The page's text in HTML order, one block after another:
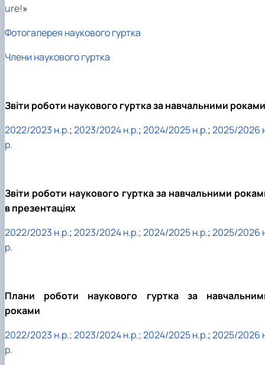
ure!»
Фотогалерея наукового гуртка
Члени наукового гуртка
Звіти роботи наукового гуртка за навчальними роками
2022/2023 н.р.;2023/2024 н.р.;2024/2025 н.р.;2025/2026
р.
Звіти роботи наукового гуртка за навчальними
в презентаціях
2022/2023 н.р.;2023/2024 н.р.;2024/2025 н.р.;2025/2026
р.
Плани роботи наукового гуртка за
роками
2022/2023 н.р.;2023/2024 н.р.;2024/2025 н.р.;2025/2026
р.